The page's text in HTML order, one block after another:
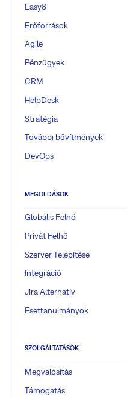
Easy8
Erőforrások
Agile
Pénzügyek
CRM
HelpDesk
Stratégia
További bővítmények
DevOps
MEGOLDÁSOK
Globális Felhő
Privát Felhő
Szerver Telepítése
Integráció
Jira Alternatív
Esettanulmányok
SZOLGÁLTATÁSOK
Megvalósítás
Támogatás